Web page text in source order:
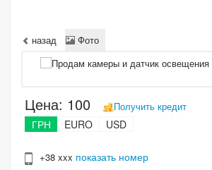
назад Фото
Цена: 100 Получить кредит
ГРН EURO USD
+38 xxx показать номер